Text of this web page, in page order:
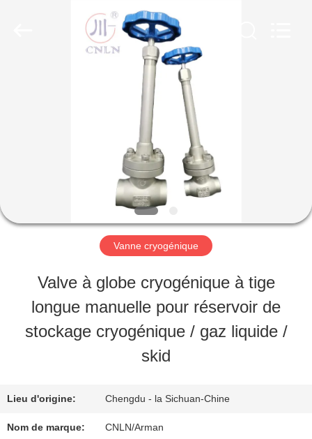
AU
NOUS
D'USINE
Vanne cryogénique
Valve à globe cryogénique à tige
longue manuelle pour réservoir de
stockage cryogénique / gaz liquide /
skid
Lieu d'origine: Chengdu - la Sichuan-Chine
Nom de marque: CNLN/Arman